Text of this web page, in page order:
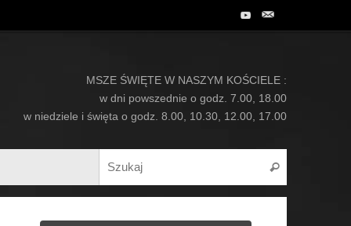
MSZE ŚWIĘTE W NASZYM KOŚCIELE :
w dni powszednie o godz. 7.00, 18.00
w niedziele i święta o godz. 8.00, 10.30, 12.00, 17.00
Szukaj